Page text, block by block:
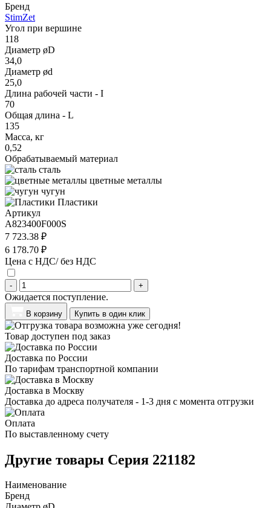
Бренд
StimZet
Угол при вершине
118
Диаметр øD
34,0
Диаметр ød
25,0
Длина рабочей части - I
70
Общая длина - L
135
Масса, кг
0,52
Обрабатываемый материал
сталь
цветные металлы
чугун
Пластики
Артикул
A823400F000S
7 723.38 ₽
6 178.70 ₽
Цена с НДС/ без НДС
- +
Ожидается поступление.
В корзину Купить в один клик
Товар доступен под заказ
Доставка по России
По тарифам транспортной компании
Доставка в Москву
Доставка до адреса получателя - 1-3 дня с момента отгрузки
Оплата
По выставленному счету
Другие товары Серия 221182
Наименование
Бренд